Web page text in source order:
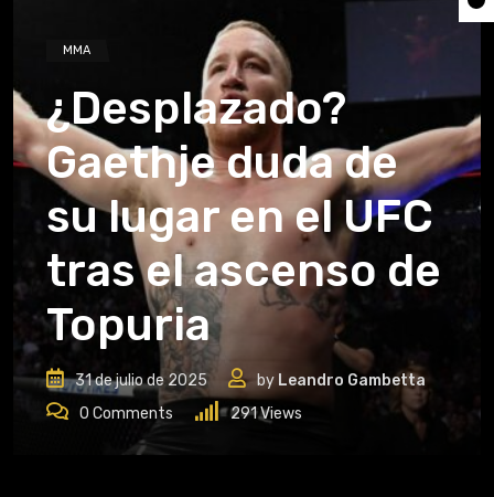
MMA
¿Desplazado?
Gaethje duda de
su lugar en el UFC
tras el ascenso de
Topuria
31 de julio de 2025 by Leandro Gambetta
0 Comments 291Views